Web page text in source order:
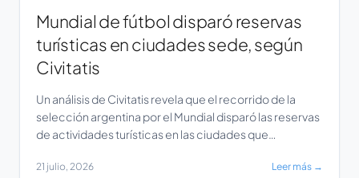
Mundial de fútbol disparó reservas
turísticas en ciudades sede, según
Civitatis
Un análisis de Civitatis revela que el recorrido de la
selección argentina por el Mundial disparó las reservas
de actividades turísticas en las ciudades que
clave, como la final frente a España, pausaron
21 julio, 2026 Leer más →